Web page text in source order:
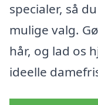
specialer, så
mulige valg.
hår, og lad os
ideelle